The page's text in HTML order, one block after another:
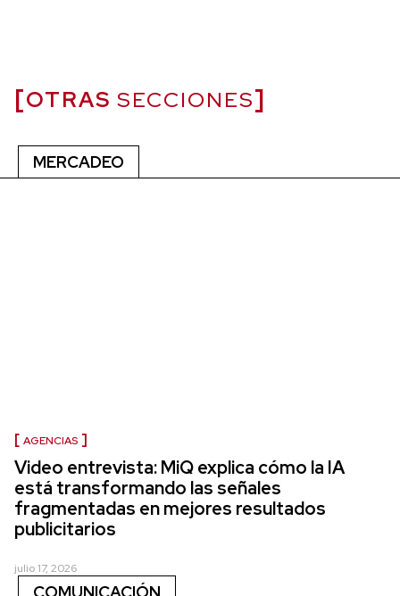
OTRAS SECCIONES
MERCADEO
AGENCIAS
Video entrevista: MiQ explica cómo la IA
está transformando las señales
fragmentadas en mejores resultados
publicitarios
julio 17, 2026
COMUNICACIÓN